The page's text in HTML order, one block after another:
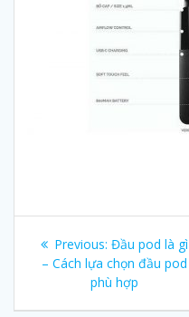
Post
navigation
Previous: Previous
post:
Đầu pod là gì
– Cách lựa chọn đầu pod
phù hợp